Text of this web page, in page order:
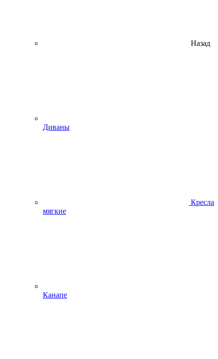
Назад
Диваны
Кресла
мягкие
Канапе